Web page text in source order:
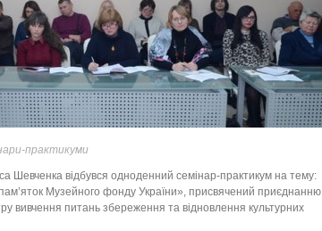
практикуми
Шевченка відбувся одноденний семінар-практикум на тему:
Музейного фонду України», присвячений приєднанню
вивчення питань збереження та відновлення культурних